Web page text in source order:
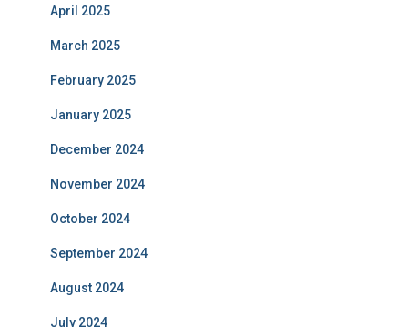
April 2025
March 2025
February 2025
January 2025
December 2024
November 2024
October 2024
September 2024
August 2024
July 2024